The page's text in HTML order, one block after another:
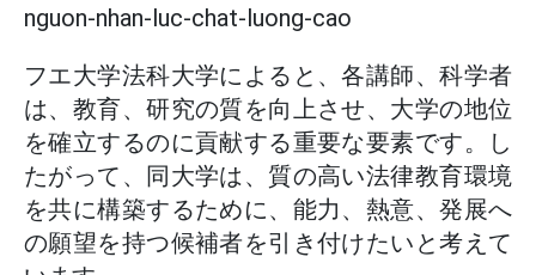
nguon-nhan-luc-chat-luong-cao
フエ大学法科大学によると、各講師、科学者
は、教育、研究の質を向上させ、大学の地位
を確立するのに貢献する重要な要素です。し
たがって、同大学は、質の高い法律教育環境
を共に構築するために、能力、熱意、発展へ
の願望を持つ候補者を引き付けたいと考えて